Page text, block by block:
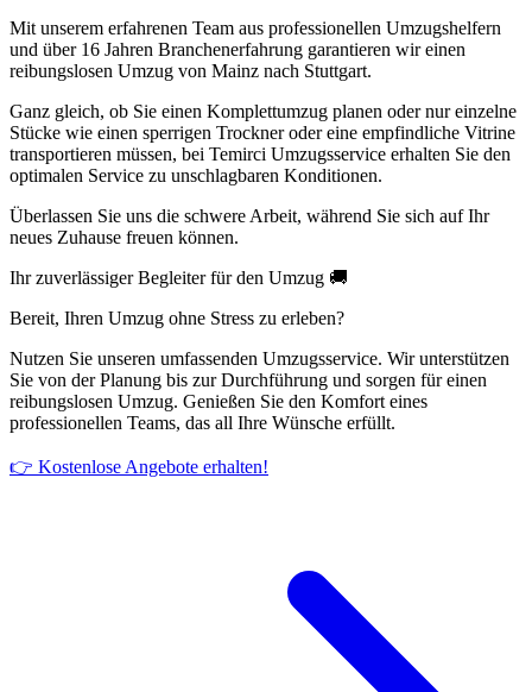
Mit unserem erfahrenen Team aus professionellen Umzugshelfern
und über 16 Jahren Branchenerfahrung garantieren wir einen
reibungslosen Umzug von Mainz nach Stuttgart.
Ganz gleich, ob Sie einen Komplettumzug planen oder nur einzelne
Stücke wie einen sperrigen Trockner oder eine empfindliche Vitrine
transportieren müssen, bei Temirci Umzugsservice erhalten Sie den
optimalen Service zu unschlagbaren Konditionen.
Überlassen Sie uns die schwere Arbeit, während Sie sich auf Ihr
neues Zuhause freuen können.
Ihr zuverlässiger Begleiter für den Umzug 🚚
Bereit, Ihren Umzug ohne Stress zu erleben?
Nutzen Sie unseren umfassenden Umzugsservice. Wir unterstützen
Sie von der Planung bis zur Durchführung und sorgen für einen
reibungslosen Umzug. Genießen Sie den Komfort eines
professionellen Teams, das all Ihre Wünsche erfüllt.
👉 Kostenlose Angebote erhalten!